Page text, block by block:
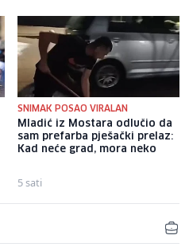
SNIMAK POSAO VIRALAN
Mladić iz Mostara odlučio da
sam prefarba pješački prelaz:
Kad neće grad, mora neko
5 sati